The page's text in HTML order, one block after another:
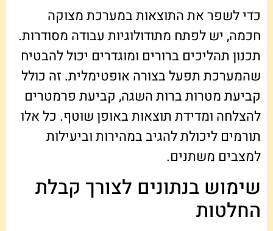
כדי לשפר את התוצאות במערכת מצוקה
חכמה, יש לפתח מתודולוגיות עבודה מסודרות.
תכנון תהליכים ברורים ומוגדרים יכול להבטיח
שהמערכת תפעל בצורה אופטימלית. זה כולל
קביעת מטרות ברות השגה, קביעת פרמטרים
להצלחה ומדידת תוצאות באופן שוטף. כל אלו
תורמים ליכולת להגיב במהירות וביעילות
למצבים משתנים.
שימוש בנתונים לצורך קבלת
החלטות